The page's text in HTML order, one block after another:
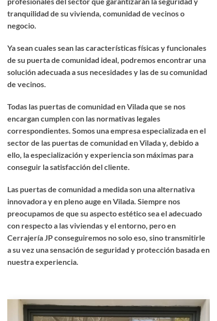
tranquilidad de su vivienda, comunidad de vecinos o
negocio.
Ya sean cuales sean las características físicas y funcionales
de su puerta de comunidad ideal, podremos encontrar una
solución adecuada a sus necesidades y las de su comunidad
de vecinos.
Todas las puertas de comunidad en Vilada que se nos
encargan cumplen con las normativas legales
correspondientes. Somos una empresa especializada en el
sector de las puertas de comunidad en Vilada y, debido a
ello, la especialización y experiencia son máximas para
conseguir la satisfacción del cliente.
Las puertas de comunidad a medida son una alternativa
innovadora y en pleno auge en Vilada. Siempre nos
preocupamos de que su aspecto estético sea el adecuado
con respecto a las viviendas y el entorno, pero en
Cerrajería JP conseguiremos no solo eso, sino transmitirle
a su vez una sensación de seguridad y protección basada en
nuestra experiencia.